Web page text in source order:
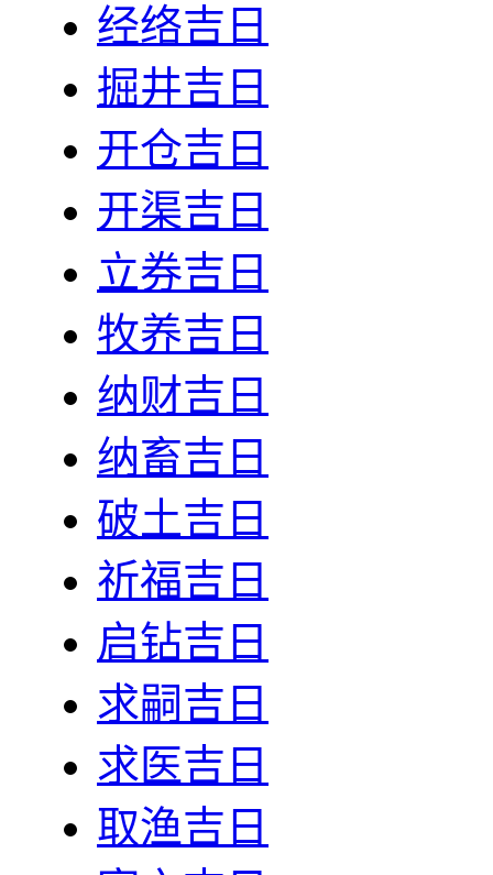
经络吉日
掘井吉日
开仓吉日
开渠吉日
立券吉日
牧养吉日
纳财吉日
纳畜吉日
破土吉日
祈福吉日
启钻吉日
求嗣吉日
求医吉日
取渔吉日